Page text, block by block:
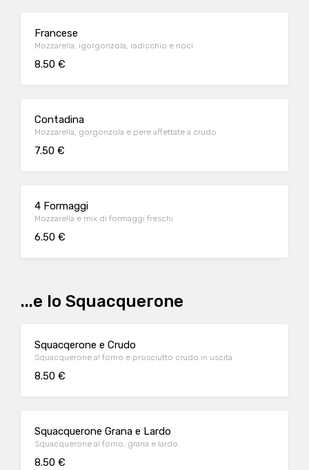
Francese
Mozzarella, igorgonzola, radicchio e noci
8.50 €
Contadina
Mozzarella, gorgonzola e pere affettate a crudo
7.50 €
4 Formaggi
Mozzarella e mix di formaggi freschi
6.50 €
...e lo Squacquerone
Squacqerone e Crudo
Squacquerone a! forno e prosciutto crudo in uscita
8.50 €
Squacquerone Grana e Lardo
Squacquerone al forno, grana e lardo
8.50 €